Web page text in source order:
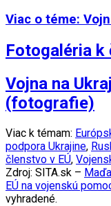
Viac o téme:
Fotogaléria k
Vojna na
(fotografie)
Viac k témam:
podpora Ukrajine,
členstvo v EÚ,
Zdroj: SITA.sk –
EÚ na vojenskú
vyhradené.